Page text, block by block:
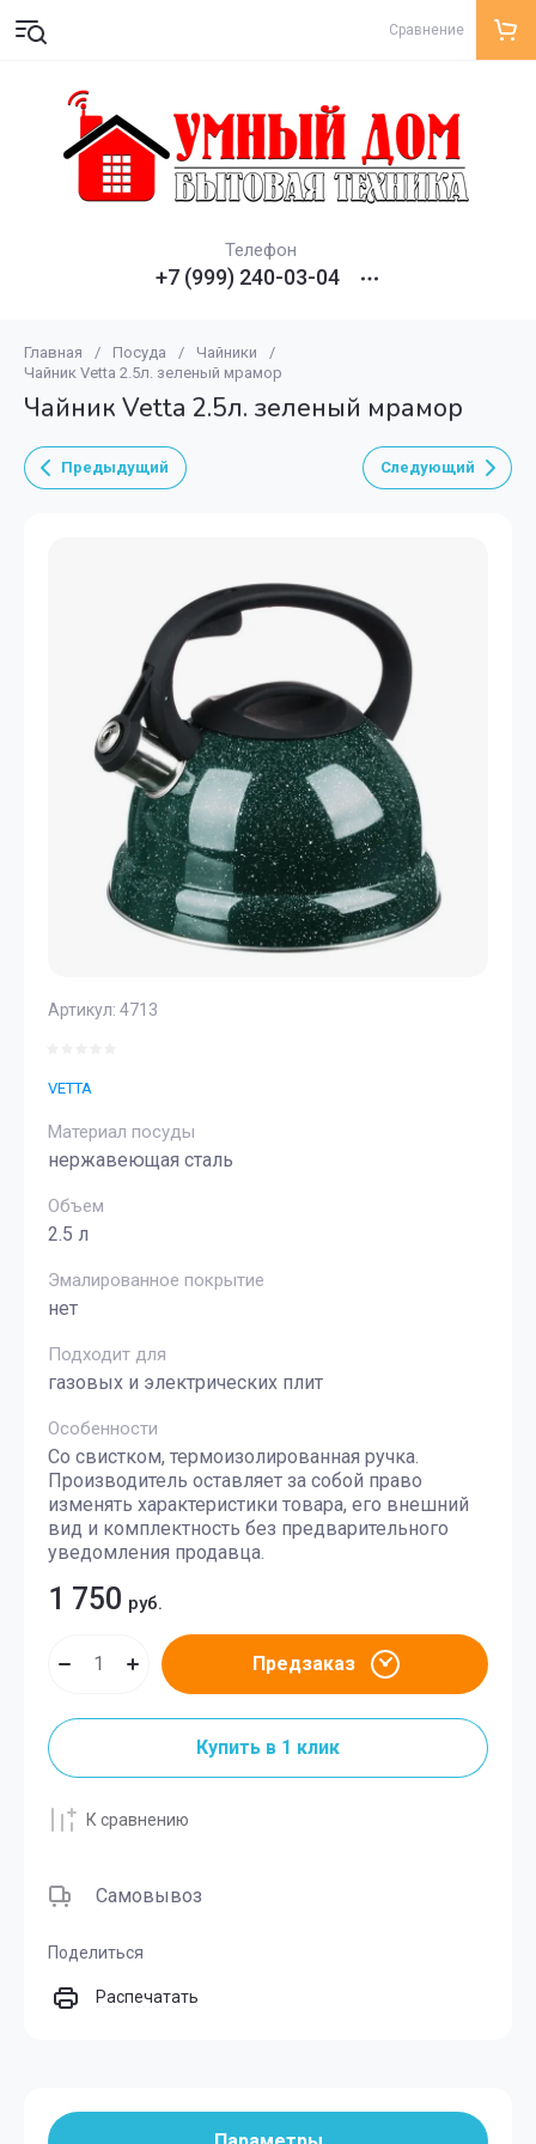
Телефон
+7 (999) 240-03-04
Сравнение
Главная / Посуда / Чайники
/
Чайник Vetta 2.5л. зеленый мрамор
Чайник Vetta 2.5л. зеленый мрамор
Предыдущий Следующий
Артикул: 4713
VETTA
Материал посуды
нержавеющая сталь
Объем
2.5 л
Эмалированное покрытие
нет
Подходит для
газовых и электрических плит
Особенности
Со свистком, термоизолированная ручка.
Производитель оставляет за собой право
изменять характеристики товара, его внешний
вид и комплектность без предварительного
уведомления продавца.
1 750 руб.
Предзаказ
Купить в 1 клик
К сравнению
Самовывоз
Поделиться
Распечатать